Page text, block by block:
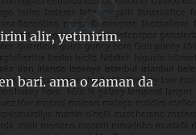
alir, yetinirim.
bari. ama o zaman da